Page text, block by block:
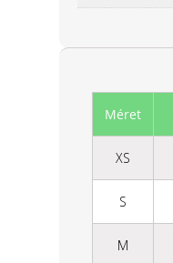
Méret
XS
S
M